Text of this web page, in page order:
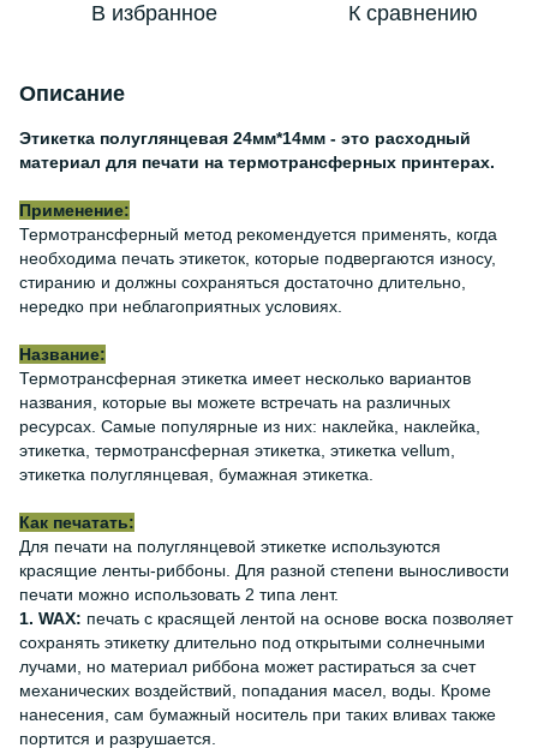
В избранное К сравнению
Описание
Этикетка полуглянцевая 24мм*14мм - это расходный
материал для печати на термотрансферных принтерах.
Применение:
Термотрансферный метод рекомендуется применять, когда
необходима печать этикеток, которые подвергаются износу,
стиранию и должны сохраняться достаточно длительно,
нередко при неблагоприятных условиях.
Название:
Термотрансферная этикетка имеет несколько вариантов
названия, которые вы можете встречать на различных
ресурсах. Самые популярные из них: наклейка, наклейка,
этикетка, термотрансферная этикетка, этикетка vellum,
этикетка полуглянцевая, бумажная этикетка.
Как печатать:
Для печати на полуглянцевой этикетке используются
красящие ленты-риббоны. Для разной степени выносливости
печати можно использовать 2 типа лент.
1. WAX: печать с красящей лентой на основе воска позволяет
сохранять этикетку длительно под открытыми солнечными
лучами, но материал риббона может растираться за счет
механических воздействий, попадания масел, воды. Кроме
нанесения, сам бумажный носитель при таких вливах также
портится и разрушается.